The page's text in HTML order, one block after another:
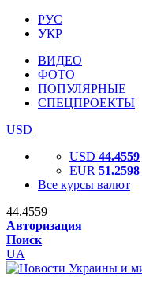
РУС
УКР
ВИДЕО
ФОТО
ПОПУЛЯРНЫЕ
СПЕЦПРОЕКТЫ
USD
USD 44.4559
EUR 51.2598
Все курсы валют
44.4559
Авторизация
Поиск
UA